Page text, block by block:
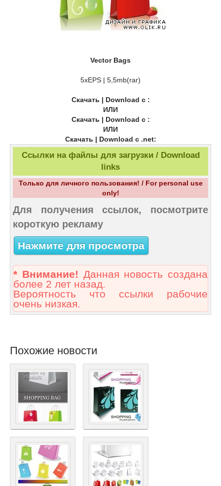
Vector Bags
5xEPS | 5,5mb(rar)
Скачать | Download с :
ИЛИ
Скачать | Download с :
ИЛИ
Скачать | Download с .net:
Ссылки на файлы для загрузки / Download
links
Только для личного пользования! / For personal use
only!
Для получения ссылок, посмотрите
короткую рекламу
Нажмите для просмотра
* Внимание! Данная новость создана
более 2 лет назад.
Вероятность что ссылки рабочие
очень низкая.
Похожие новости